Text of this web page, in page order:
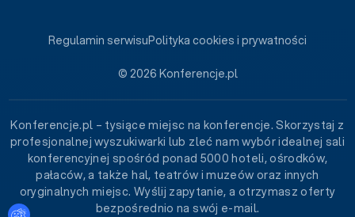
© 2026 Konferencje.pl
Regulamin serwisuPolityka cookies i prywatności
Konferencje.pl – tysiące miejsc na konferencje. Skorzystaj z
profesjonalnej wyszukiwarki lub zleć nam wybór idealnej sali
konferencyjnej spośród ponad 5000 hoteli, ośrodków,
pałaców, a także hal, teatrów i muzeów oraz innych
oryginalnych miejsc. Wyślij zapytanie, a otrzymasz oferty
bezpośrednio na swój e-mail.
Ustawienia plików cookies